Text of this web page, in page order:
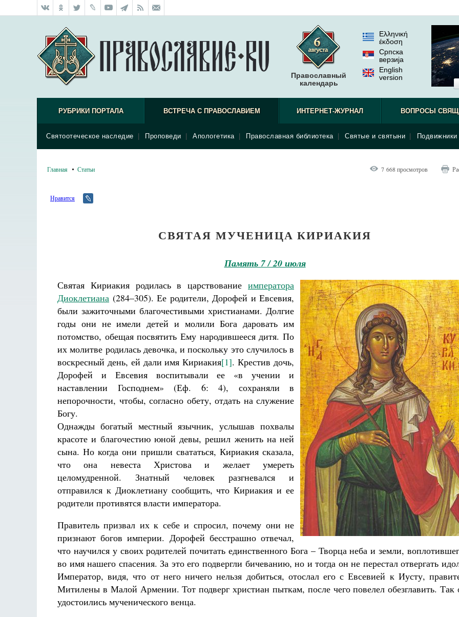
Православный
календарь
Ελληνική
έκδοση
Српска
верзиjа
English
version
РУБРИКИ ПОРТАЛА ВСТРЕЧА С ПРАВОСЛАВИЕМ
Святоотеческое наследие Проповеди Апологетика Православная библиотека Святые и святыни Подвижники
ИНТЕРНЕТ-ЖУРНАЛ ВОПРОСЫ
Главная Статьи 7 668 просмотров
Нравится
СВЯТАЯ МУЧЕНИЦА КИРИАКИЯ
Память 7 / 20 июля
Святая Кириакия родилась в царствование императора
Диоклетиана (284–305). Ее родители, Дорофей и Евсевия,
были зажиточными благочестивыми христианами. Долгие
годы они не имели детей и молили Бога даровать им
потомство, обещая посвятить Ему народившееся дитя. По
их молитве родилась девочка, и поскольку это случилось в
воскресный день, ей дали имя Кириакия[1]. Крестив дочь,
Дорофей и Евсевия воспитывали ее «в учении и
наставлении Господнем» (Еф. 6: 4), сохраняли в
непорочности, чтобы, согласно обету, отдать на служение
Богу.
Однажды богатый местный язычник, услышав похвалы
красоте и благочестию юной девы, решил женить на ней
сына. Но когда они пришли свататься, Кириакия сказала,
что она невеста Христова и желает умереть
целомудренной. Знатный человек разгневался и
отправился к Диоклетиану сообщить, что Кириакия и ее
родители противятся власти императора.
Правитель призвал их к себе и спросил, почему они не
признают богов империи. Дорофей бесстрашно отвечал,
что научился у своих родителей почитать единственного Бога – Творца неба и земли,
во имя нашего спасения. За это его подвергли бичеванию, но и тогда он не перестал отвергать
Император, видя, что от него ничего нельзя добиться, отослал его с Евсевией к Иусту,
Митилены в Малой Армении. Тот подверг христиан пыткам, после чего повелел обезглавить. Так
удостоились мученического венца.
Великомученик Георгий Победоносец. Научись у
Роман Котов Чего ждет от нас Бог. 10 заповедей Божиих
Святитель Николай Сербский
Православный мальчик
Екатерина Баканова